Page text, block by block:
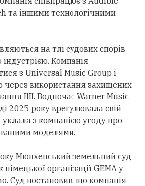
та іншими технологічними
на тлі судових спорів
Компанія
з Universal Music Group і
через використання захищених
ШІ. Водночас Warner Music
2025 року врегулювала свій
уклала з компанією угоду про
моделями.
Мюнхенський земельний суд
німецької організації GEMA у
Суд постановив, що компанія